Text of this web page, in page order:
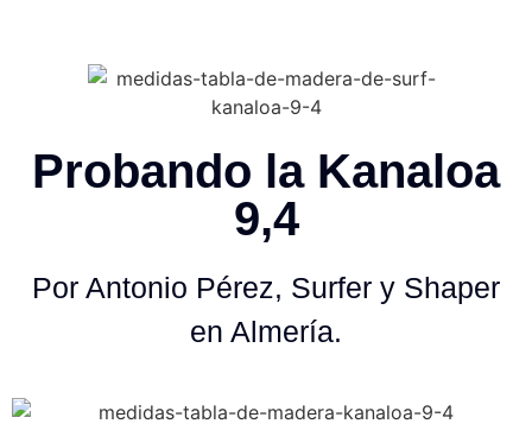
Probando la Kanaloa
9,4
Por Antonio Pérez, Surfer y Shaper
en Almería.